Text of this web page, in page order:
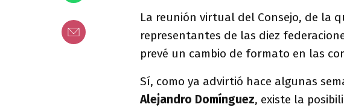
La reunión virtual del Consejo, de la
representantes de las diez
prevé un cambio de formato en las
Sí, como ya advirtió hace algunas
Alejandro Domínguez, existe la